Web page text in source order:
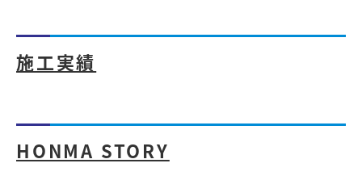
施工実績
HONMA STORY